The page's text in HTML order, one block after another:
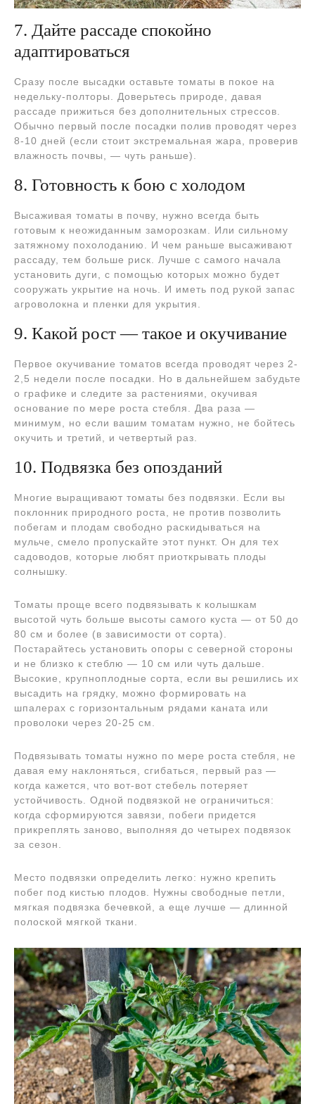
7. Дайте рассаде спокойно
адаптироваться
Сразу после высадки оставьте томаты в покое на
недельку-полторы. Доверьтесь природе, давая
рассаде прижиться без дополнительных стрессов.
Обычно первый после посадки полив проводят через
8-10 дней (если стоит экстремальная жара, проверив
влажность почвы, — чуть раньше).
8. Готовность к бою с холодом
Высаживая томаты в почву, нужно всегда быть
готовым к неожиданным заморозкам. Или сильному
затяжному похолоданию. И чем раньше высаживают
рассаду, тем больше риск. Лучше с самого начала
установить дуги, с помощью которых можно будет
сооружать укрытие на ночь. И иметь под рукой запас
агроволокна и пленки для укрытия.
9. Какой рост — такое и окучивание
Первое окучивание томатов всегда проводят через 2-
2,5 недели после посадки. Но в дальнейшем забудьте
о графике и следите за растениями, окучивая
основание по мере роста стебля. Два раза —
минимум, но если вашим томатам нужно, не бойтесь
окучить и третий, и четвертый раз.
10. Подвязка без опозданий
Многие выращивают томаты без подвязки. Если вы
поклонник природного роста, не против позволить
побегам и плодам свободно раскидываться на
мульче, смело пропускайте этот пункт. Он для тех
садоводов, которые любят приоткрывать плоды
солнышку.
Томаты проще всего подвязывать к колышкам
высотой чуть больше высоты самого куста — от 50 до
80 см и более (в зависимости от сорта).
Постарайтесь установить опоры с северной стороны
и не близко к стеблю — 10 см или чуть дальше.
Высокие, крупноплодные сорта, если вы решились их
высадить на грядку, можно формировать на
шпалерах с горизонтальным рядами каната или
проволоки через 20-25 см.
Подвязывать томаты нужно по мере роста стебля, не
давая ему наклоняться, сгибаться, первый раз —
когда кажется, что вот-вот стебель потеряет
устойчивость. Одной подвязкой не ограничиться:
когда сформируются завязи, побеги придется
прикреплять заново, выполняя до четырех подвязок
за сезон.
Место подвязки определить легко: нужно крепить
побег под кистью плодов. Нужны свободные петли,
мягкая подвязка бечевкой, а еще лучше — длинной
полоской мягкой ткани.